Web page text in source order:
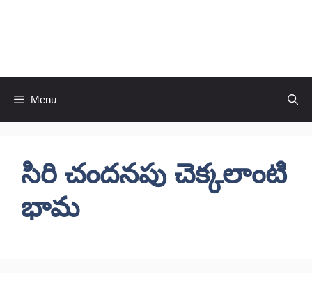
Menu
సిరి చందనపు చెక్కలాంటి
భామ